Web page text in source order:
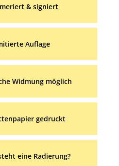
& signiert
Auflage
Widmung möglich
gedruckt
eine Radierung?